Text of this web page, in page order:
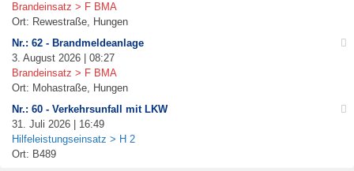
Brandeinsatz > F BMA
Ort: Rewestraße, Hungen
Nr.: 62 - Brandmeldeanlage
3. August 2026 | 08:27
Brandeinsatz > F BMA
Ort: Mohastraße, Hungen
Nr.: 60 - Verkehrsunfall mit LKW
31. Juli 2026 | 16:49
Hilfeleistungseinsatz > H 2
Ort: B489